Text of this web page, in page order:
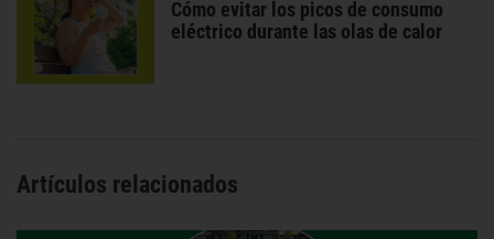
Cómo evitar los picos de consumo
eléctrico durante las olas de calor
Artículos relacionados